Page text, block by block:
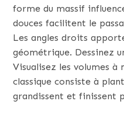
forme du massif
douces facilitent le
Les angles droits
géométrique. Dessinez
Visualisez les volumes
classique consiste à
grandissent et finissent